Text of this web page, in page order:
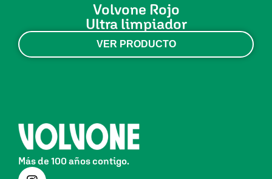
Volvone Rojo
Ultra limpiador
VER PRODUCTO
Más de 100 años contigo.